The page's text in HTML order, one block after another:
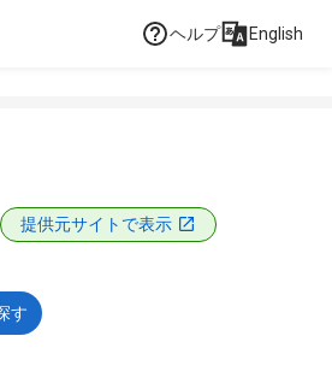
ヘルプ English
提供元サイトで表示
す